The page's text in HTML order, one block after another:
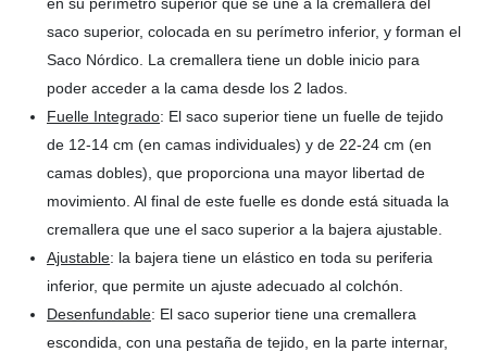
saco superior, colocada en su perímetro inferior, y forman el
Saco Nórdico. La cremallera tiene un doble inicio para
poder acceder a la cama desde los 2 lados.
Fuelle Integrado: El saco superior tiene un fuelle de tejido
de 12-14 cm (en camas individuales) y de 22-24 cm (en
camas dobles), que proporciona una mayor libertad de
movimiento. Al final de este fuelle es donde está situada la
cremallera que une el saco superior a la bajera ajustable.
Ajustable: la bajera tiene un elástico en toda su periferia
inferior, que permite un ajuste adecuado al colchón.
Desenfundable: El saco superior tiene una cremallera
escondida, con una pestaña de tejido, en la parte internar,